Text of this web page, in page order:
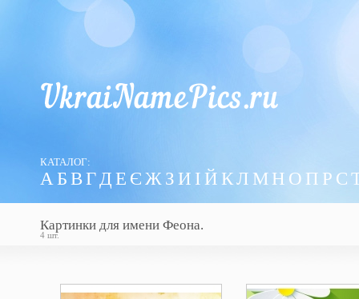
КАТАЛОГ:
АБ ВГД Е Є Ж З И І Й КЛ М Н О П Р С
Картинки для имени Феона.
4 шт.